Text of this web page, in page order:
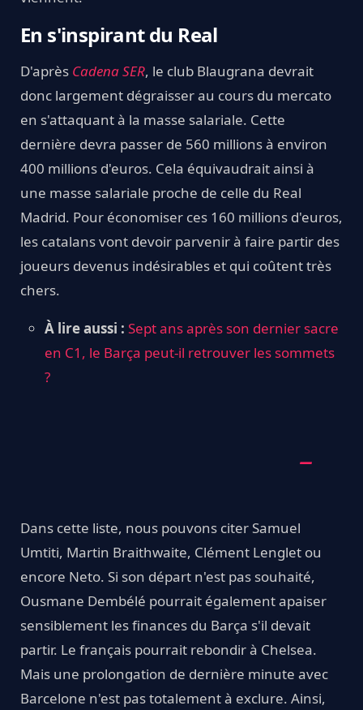
En s'inspirant du Real
D'après Cadena SER, le club Blaugrana devrait
donc largement dégraisser au cours du mercato
en s'attaquant à la masse salariale. Cette
dernière devra passer de 560 millions à environ
400 millions d'euros. Cela équivaudrait ainsi à
une masse salariale proche de celle du Real
Madrid. Pour économiser ces 160 millions d'euros,
les catalans vont devoir parvenir à faire partir des
joueurs devenus indésirables et qui coûtent très
chers.
À lire aussi : Sept ans après son dernier sacre
en C1, le Barça peut-il retrouver les sommets
?
Dans cette liste, nous pouvons citer Samuel
Umtiti, Martin Braithwaite, Clément Lenglet ou
encore Neto. Si son départ n'est pas souhaité,
Ousmane Dembélé pourrait également apaiser
sensiblement les finances du Barça s'il devait
partir. Le français pourrait rebondir à Chelsea.
Mais une prolongation de dernière minute avec
Barcelone n'est pas totalement à exclure. Ainsi,